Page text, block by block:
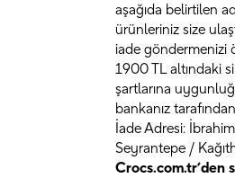
aşağıda belirtilen
ürünleriniz size
iade göndermenizi
1900 TL altındaki
şartlarına
bankanız
İade Adresi:
Seyrantepe /
Crocs.com.tr’den